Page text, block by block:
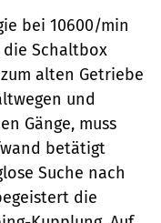
bei 10600/min
Schaltbox
alten Getriebe
und
Gänge, muss
betätigt
Suche nach
die